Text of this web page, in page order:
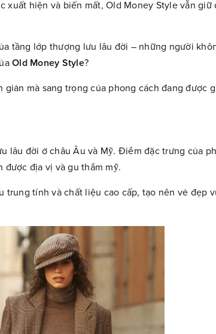
hiện và biến mất, Old Money Style vẫn giữ
tầng lớp thượng lưu lâu đời – những người
Old Money Style?
mà sang trọng của phong cách đang được
lâu đời ở châu Âu và Mỹ. Điểm đặc trưng của
địa vị và gu thẩm mỹ.
tính và chất liệu cao cấp, tạo nên vẻ đẹp